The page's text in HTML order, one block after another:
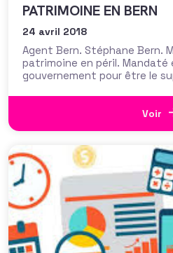
PATRIMOINE EN BERN
24 avril 2018
Agent Bern. Stéphane Bern.
patrimoine en péril. Mandaté
gouvernement pour être le
peu son arsenal. Monsieur
ménager sa peine. Nommé il y
Voir